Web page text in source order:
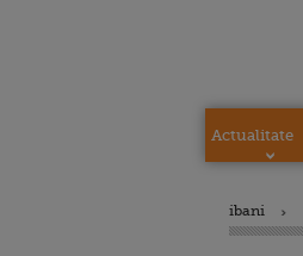
Actualitate
ibani